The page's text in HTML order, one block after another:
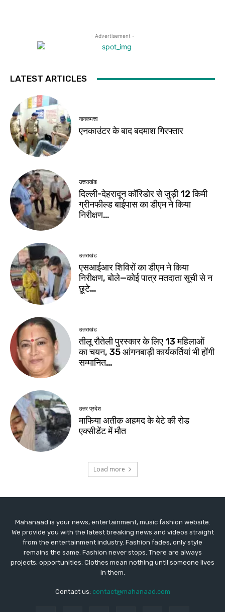
Mahanaad is your news, entertainment, music fashion website.
We provide you with the latest breaking news and videos straight
from the entertainment industry. Fashion fades, only style
remains the same. Fashion never stops. There are always
projects, opportunities. Clothes mean nothing until someone lives
in them.
Contact us: contact@mahanaad.com